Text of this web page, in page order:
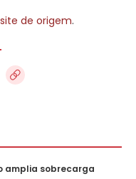
de origem.
amplia sobrecarga